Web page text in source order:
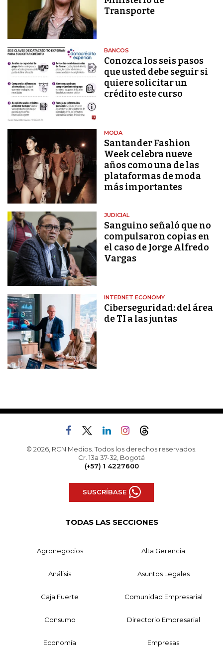
Transporte
BANCOS
Conozca los seis pasos
que usted debe seguir si
quiere solicitar un
crédito este curso
MODA
Santander Fashion
Week celebra nueve
años como una de las
plataformas de moda
más importantes
JUDICIAL
Sanguino señaló que no
compulsaron copias en
el caso de Jorge Alfredo
Vargas
INTERNET ECONOMY
Ciberseguridad: del área
de TI a las juntas
© 2026, RCN Medios. Todos los derechos reservados.
Cr. 13a 37-32, Bogotá
(+57) 1 4227600
SUSCRÍBASE
TODAS LAS SECCIONES
Agronegocios Alta Gerencia
Análisis Asuntos Legales
Caja Fuerte Comunidad Empresarial
Consumo Directorio Empresarial
Economía Empresas